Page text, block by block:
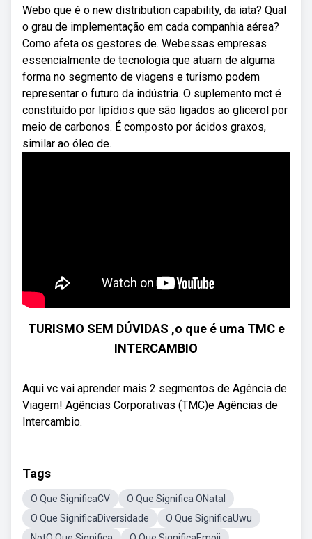
Webo que é o new distribution capability, da iata? Qual
o grau de implementação em cada companhia aérea?
Como afeta os gestores de. Webessas empresas
essencialmente de tecnologia que atuam de alguma
forma no segmento de viagens e turismo podem
representar o futuro da indústria. O suplemento mct é
constituído por lipídios que são ligados ao glicerol por
meio de carbonos. É composto por ácidos graxos,
similar ao óleo de.
TURISMO SEM DÚVIDAS ,o que é uma TMC e
INTERCAMBIO
Aqui vc vai aprender mais 2 segmentos de Agência de
Viagem! Agências Corporativas (TMC)e Agências de
Intercambio.
Tags
O Que SignificaCV
O Que Significa ONatal
O Que SignificaDiversidade
O Que SignificaUwu